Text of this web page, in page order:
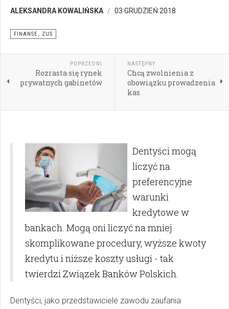
ALEKSANDRA KOWALIŃSKA 03 GRUDZIEŃ 2018
FINANSE, ZUS
POPRZEDNI
Rozrasta się rynek
prywatnych gabinetów
NASTĘPNY
Chcą zwolnienia z
obowiązku prowadzenia
kas
Dentyści mogą
liczyć na
preferencyjne
warunki
kredytowe w
bankach. Mogą oni liczyć na mniej
skomplikowane procedury, wyższe kwoty
kredytu i niższe koszty usługi - tak
twierdzi Związek Banków Polskich.
Dentyści, jako przedstawiciele zawodu zaufania